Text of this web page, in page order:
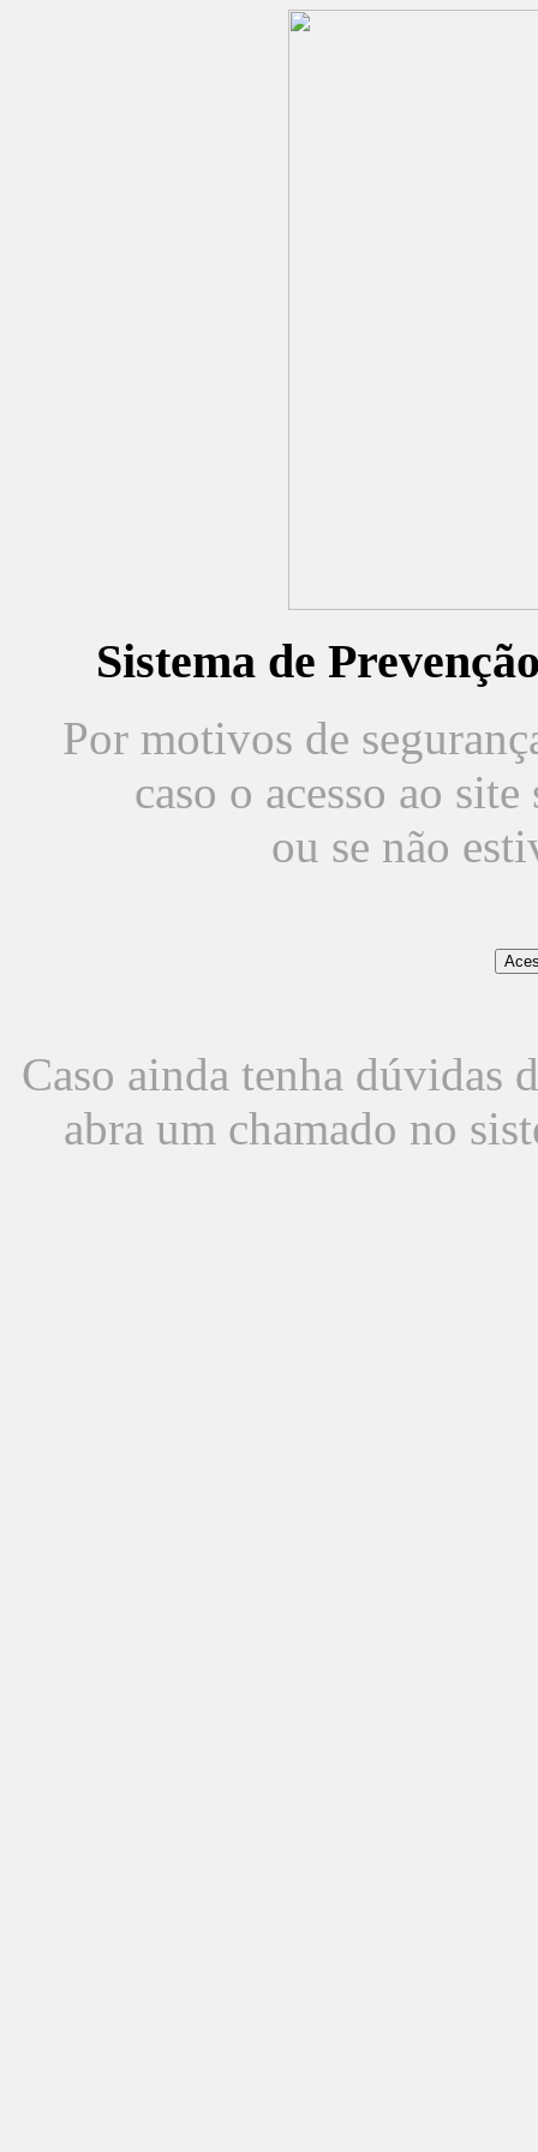
Sistema de
Por motivos de
caso o acesso ao
ou se não
Caso ainda tenha dúvidas
abra um chamado no